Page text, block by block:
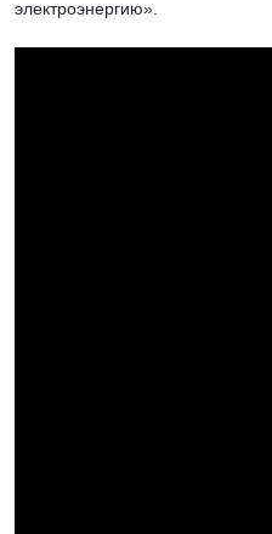
электроэнергию».